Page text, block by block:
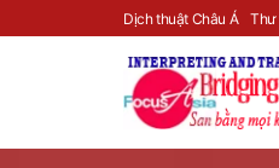
Dịch thuật Châu Á Thư